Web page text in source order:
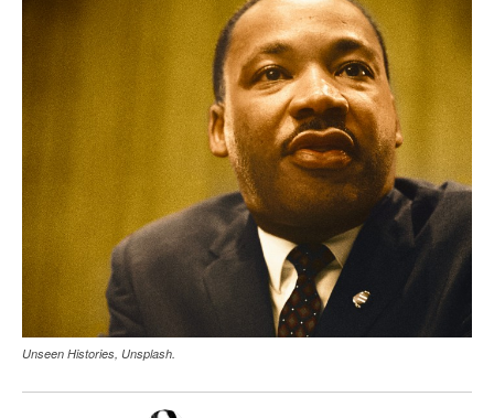
Unseen Histories, Unsplash.